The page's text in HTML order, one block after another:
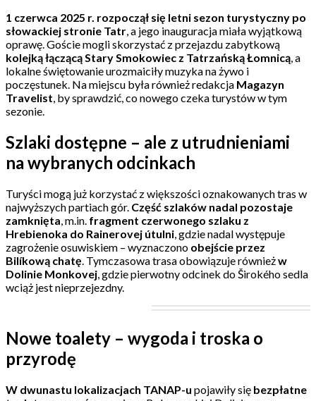
1 czerwca 2025 r. rozpoczął się letni sezon turystyczny po
słowackiej stronie Tatr, a jego inauguracja miała wyjątkową
oprawę. Goście mogli skorzystać z przejazdu zabytkową
kolejką łączącą Stary Smokowiec z Tatrzańską Łomnicą, a
lokalne świętowanie urozmaiciły muzyka na żywo i
poczęstunek. Na miejscu była również redakcja Magazyn
Travelist, by sprawdzić, co nowego czeka turystów w tym
sezonie.
Szlaki dostępne – ale z utrudnieniami
na wybranych odcinkach
Turyści mogą już korzystać z większości oznakowanych tras w
najwyższych partiach gór. Część szlaków nadal pozostaje
zamknięta, m.in. fragment czerwonego szlaku z
Hrebienoka do Rainerovej útulni, gdzie nadal występuje
zagrożenie osuwiskiem – wyznaczono obejście przez
Bilíkową chatę. Tymczasowa trasa obowiązuje równieżw
Dolinie Monkovej, gdzie pierwotny odcinek do Širokého sedla
wciąż jest nieprzejezdny.
Nowe toalety – wygoda i troska o
przyrodę
W dwunastu lokalizacjach TANAP-u pojawiły się bezpłatne